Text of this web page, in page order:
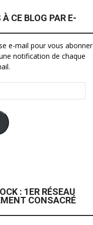
CE BLOG PAR E-
e-mail pour vous abonner
notification de chaque
: 1ER RÉSEAU
CONSACRÉ